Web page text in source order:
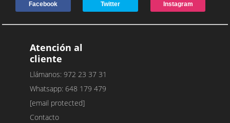
Facebook Twitter Instagram
Atención al
cliente
Llámanos: 972 23 37 31
Whatsapp: 648 179 479
[email protected]
Contacto